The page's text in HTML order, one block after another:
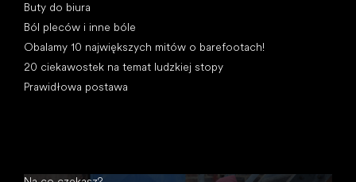
Buty do biura
Ból pleców i inne bóle
Obalamy 10 największych mitów o barefootach!
20 ciekawostek na temat ludzkiej stopy
Prawidłowa postawa